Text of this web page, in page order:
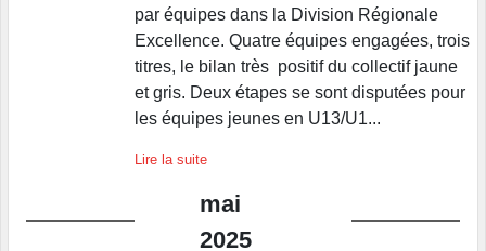
par équipes dans la Division Régionale
Excellence. Quatre équipes engagées, trois
titres, le bilan très positif du collectif jaune
et gris. Deux étapes se sont disputées pour
les équipes jeunes en U13/U1...
Lire la suite
mai
2025